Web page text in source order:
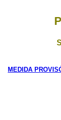
MEDIDA